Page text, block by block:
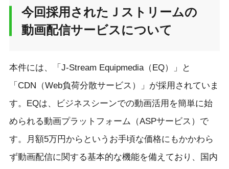
今回採用されたＪストリームの
動画配信サービスについて
本件には、「J-Stream Equipmedia（EQ）」と
「CDN（Web負荷分散サービス）」が採用されていま
す。EQは、ビジネスシーンでの動画活用を簡単に始
められる動画プラットフォーム（ASPサービス）で
す。月額5万円からというお手頃な価格にもかかわら
ず動画配信に関する基本的な機能を備えており、国内